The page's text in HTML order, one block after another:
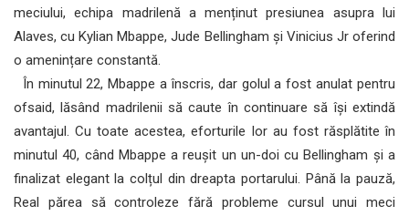
meciului, echipa madrilenă a menținut presiunea asupra lui
Alaves, cu Kylian Mbappe, Jude Bellingham și Vinicius Jr oferind
o amenințare constantă.
În minutul 22, Mbappe a înscris, dar golul a fost anulat pentru
ofsaid, lăsând madrilenii să caute în continuare să își extindă
avantajul. Cu toate acestea, eforturile lor au fost răsplătite în
minutul 40, când Mbappe a reușit un un-doi cu Bellingham și a
finalizat elegant la colțul din dreapta portarului. Până la pauză,
Real părea să controleze fără probleme cursul unui meci